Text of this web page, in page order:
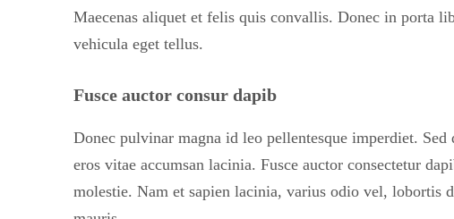
Maecenas aliquet et felis quis convallis. Donec in porta
vehicula eget tellus.
Fusce auctor consur dapib
Donec pulvinar magna id leo pellentesque imperdiet.
eros vitae accumsan lacinia. Fusce auctor consectetur
molestie. Nam et sapien lacinia, varius odio vel, lobortis